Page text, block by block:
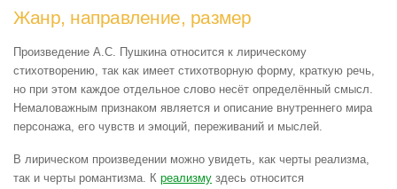
Жанр, направление, размер
Произведение А.С. Пушкина относится к лирическому
стихотворению, так как имеет стихотворную форму, краткую речь,
но при этом каждое отдельное слово несёт определённый смысл.
Немаловажным признаком является и описание внутреннего мира
персонажа, его чувств и эмоций, переживаний и мыслей.
В лирическом произведении можно увидеть, как черты реализма,
так и черты романтизма. К реализму здесь относится